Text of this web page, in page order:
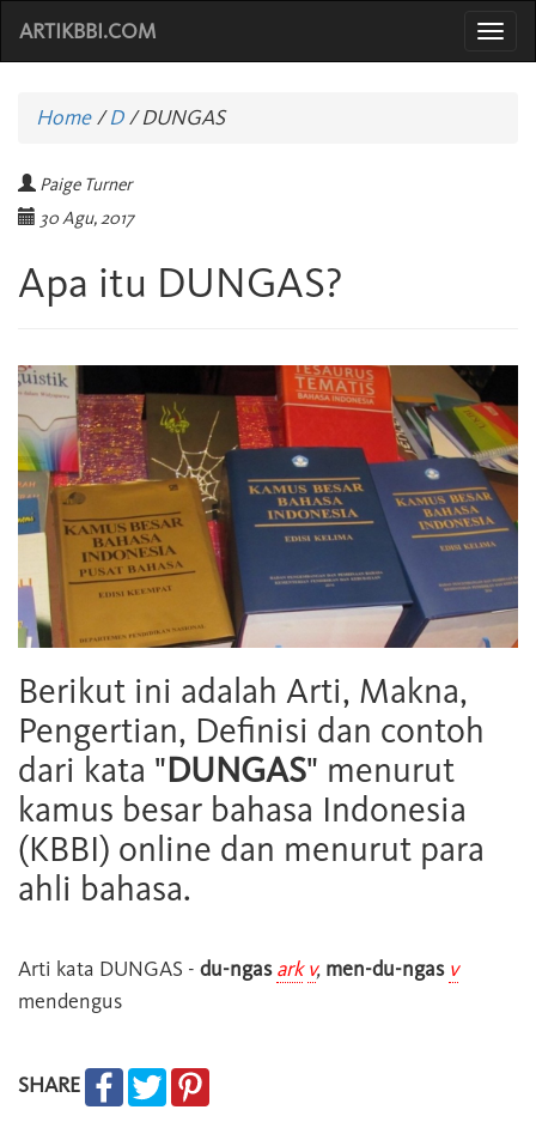
ARTIKBBI.COM
Home/D /DUNGAS
Paige Turner
30 Agu, 2017
Apa itu DUNGAS?
Berikut ini adalah Arti, Makna,
Pengertian, Definisi dan contoh
dari kata "DUNGAS" menurut
kamus besar bahasa Indonesia
(KBBI) online dan menurut para
ahli bahasa.
Arti kata DUNGAS - du-ngas ark v, men-du-ngas v
mendengus
SHARE